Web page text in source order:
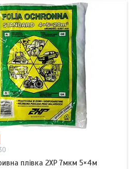
плівка 2XP 7мкм 5×4м